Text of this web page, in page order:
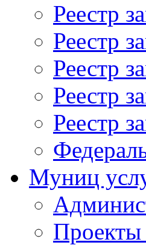
Реестр
Реестр
Реестр
Реестр
Реестр
Муниц
Проекты